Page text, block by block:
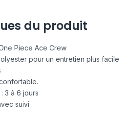
du produit
Piece Ace Crew
pour un entretien plus facile
3 à 6 jours
suivi